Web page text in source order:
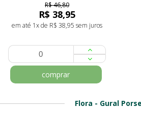
R$ 46,80
R$ 38,95
em até 1x de R$ 38,95 sem juros
comprar
Flora - Gural